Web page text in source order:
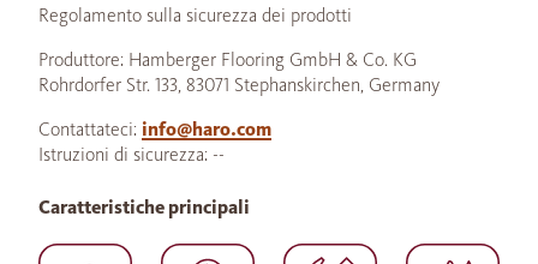
Regolamento sulla sicurezza dei prodotti
Produttore: Hamberger Flooring GmbH & Co. KG
Rohrdorfer Str. 133, 83071 Stephanskirchen, Germany
Contattateci: info@haro.com
Istruzioni di sicurezza: --
Caratteristiche principali